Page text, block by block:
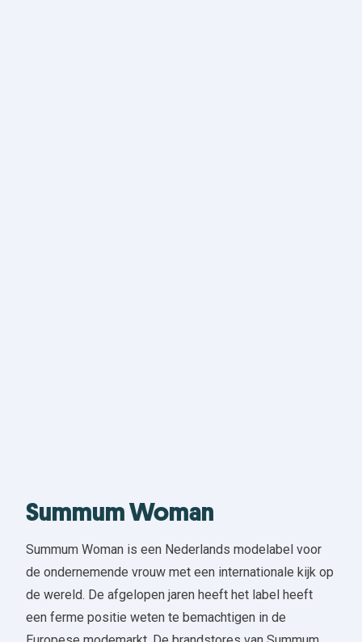
Summum Woman
Summum Woman is een Nederlands modelabel voor
de ondernemende vrouw met een internationale kijk op
de wereld. De afgelopen jaren heeft het label heeft
een ferme positie weten te bemachtigen in de